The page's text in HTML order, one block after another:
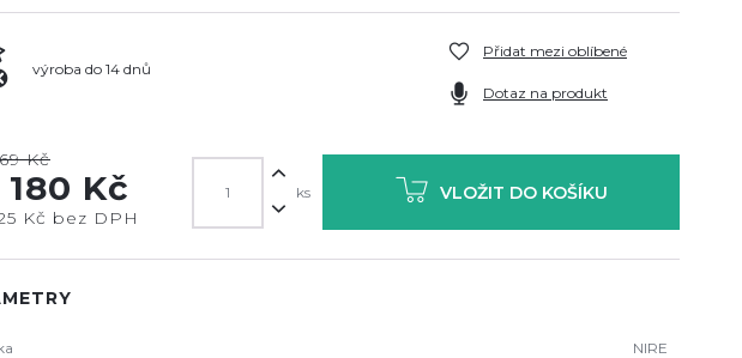
výroba do 14 dnů
Přidat mezi oblíbené
Dotaz na produkt
Kč
180 Kč
Kč bez DPH
ks VLOŽIT DO KOŠÍKU
NIRE